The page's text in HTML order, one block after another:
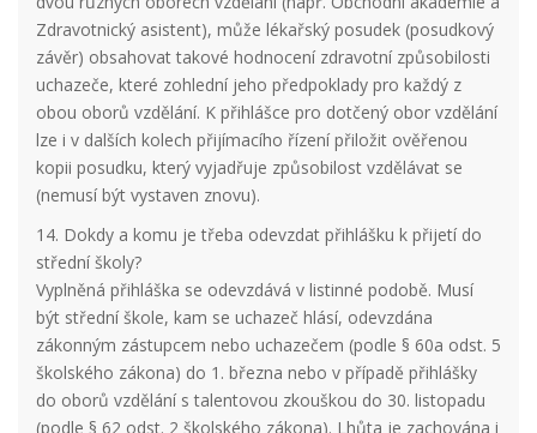
Zdravotnický asistent), může lékařský posudek (posudkový
závěr) obsahovat takové hodnocení zdravotní způsobilosti
uchazeče, které zohlední jeho předpoklady pro každý z
obou oborů vzdělání. K přihlášce pro dotčený obor vzdělání
lze i v dalších kolech přijímacího řízení přiložit ověřenou
kopii posudku, který vyjadřuje způsobilost vzdělávat se
(nemusí být vystaven znovu).
14. Dokdy a komu je třeba odevzdat přihlášku k přijetí do
střední školy?
Vyplněná přihláška se odevzdává v listinné podobě. Musí
být střední škole, kam se uchazeč hlásí, odevzdána
zákonným zástupcem nebo uchazečem (podle § 60a odst. 5
školského zákona) do 1. března nebo v případě přihlášky
do oborů vzdělání s talentovou zkouškou do 30. listopadu
(podle § 62 odst. 2 školského zákona). Lhůta je zachována i